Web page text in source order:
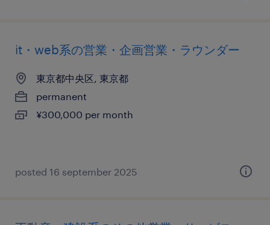
it・web系の営業・企画営業・ラウンダー
東京都中央区, 東京都
permanent
¥300,000 per month
posted 16 september 2025